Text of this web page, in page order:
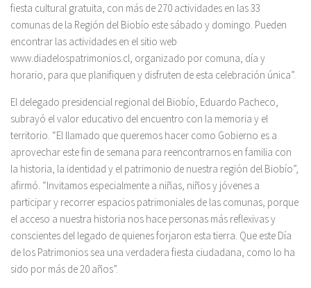
fiesta cultural gratuita, con más de 270 actividades en las 33
comunas de la Región del Biobío este sábado y domingo. Pueden
encontrar las actividades en el sitio web
www.diadelospatrimonios.cl, organizado por comuna, día y
horario, para que planifiquen y disfruten de esta celebración única”.
El delegado presidencial regional del Biobío, Eduardo Pacheco,
subrayó el valor educativo del encuentro con la memoria y el
territorio. “El llamado que queremos hacer como Gobierno es a
aprovechar este fin de semana para reencontrarnos en familia con
la historia, la identidad y el patrimonio de nuestra región del Biobío”,
afirmó. “Invitamos especialmente a niñas, niños y jóvenes a
participar y recorrer espacios patrimoniales de las comunas, porque
el acceso a nuestra historia nos hace personas más reflexivas y
conscientes del legado de quienes forjaron esta tierra. Que este Día
de los Patrimonios sea una verdadera fiesta ciudadana, como lo ha
sido por más de 20 años”.